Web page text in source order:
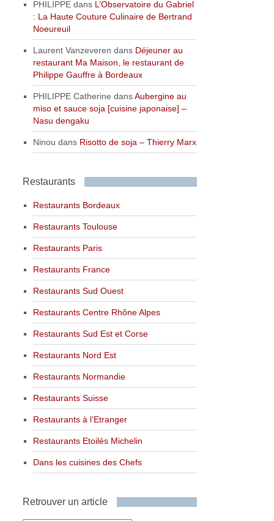
PHILIPPE dans L’Observatoire du Gabriel
: La Haute Couture Culinaire de Bertrand
Noeureuil
Laurent Vanzeveren dans Déjeuner au
restaurant Ma Maison, le restaurant de
Philippe Gauffre à Bordeaux
PHILIPPE Catherine dansAubergine au
miso et sauce soja [cuisine japonaise] –
Nasu dengaku
Ninou dans Risotto de soja – Thierry Marx
Restaurants
Restaurants Bordeaux
Restaurants Toulouse
Restaurants Paris
Restaurants France
Restaurants Sud Ouest
Restaurants Centre Rhône Alpes
Restaurants Sud Est et Corse
Restaurants Nord Est
Restaurants Normandie
Restaurants Suisse
Restaurants à l’Etranger
Restaurants Etoilés Michelin
Dans les cuisines des Chefs
Retrouver un article